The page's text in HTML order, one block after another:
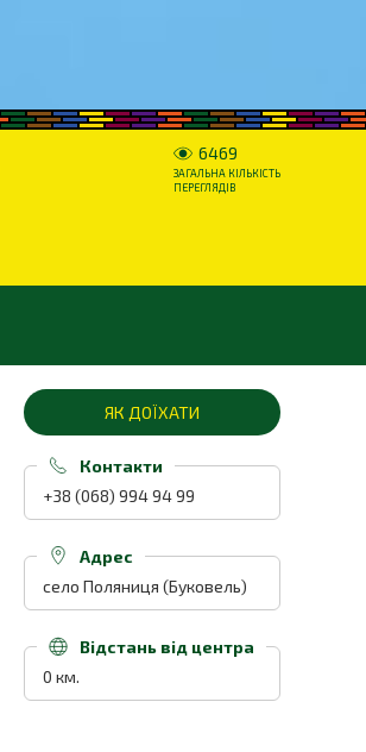
6469
ЗАГАЛЬНА КІЛЬКІСТЬ
ПЕРЕГЛЯДІВ
ЯК ДОЇХАТИ
Контакти
+38 (068) 994 94 99
Адрес
село Поляниця (Буковель)
Відстань від центра
0 км.